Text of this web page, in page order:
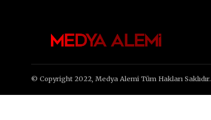
© Copyright 2022, Medya Alemi Tüm Hakları Saklıdır.